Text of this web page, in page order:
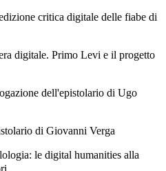
critica digitale delle fiabe di
digitale. Primo Levi e il progetto
dell'epistolario di Ugo
di Giovanni Verga
le digital humanities alla